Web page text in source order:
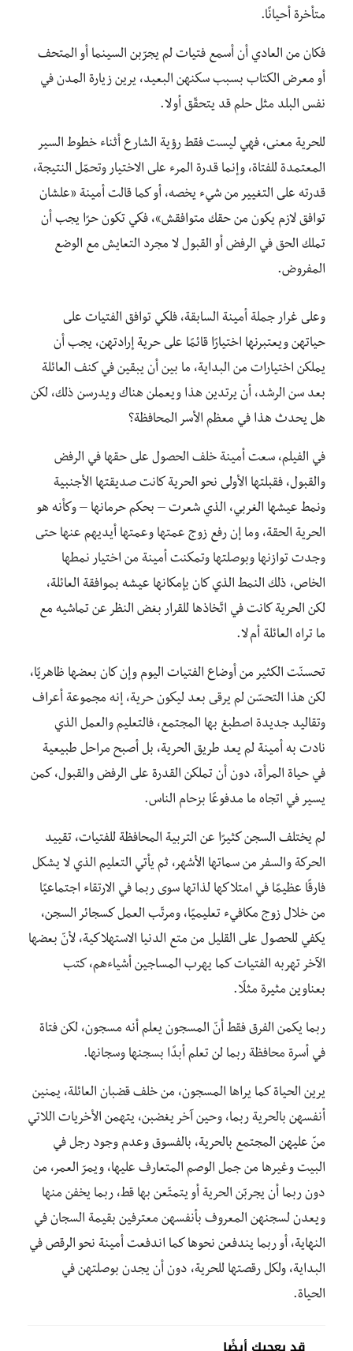
متأخرة أحيانًا.
فكان من العادي أن أسمع فتيات لم يجرّبن السينما أو المتحف
أو معرض الكتاب بسبب سكنهن البعيد، يرين زيارة المدن في
نفس البلد مثل حلم قد يتحقّق أو لا.
للحرية معنى، فهي ليست فقط رؤية الشارع أثناء خطوط السير
المعتمدة للفتاة، وإنما قدرة المرء على الاختيار وتحمّل النتيجة،
قدرته على التغيير من شيء يخصه، أو كما قالت أمينة «علشان
توافق لازم يكون من حقك متوافقش»، فكي تكون حرًا يجب أن
تملك الحق في الرفض أو القبول لا مجرد التعايش مع الوضع
المفروض.
وعلى غرار جملة أمينة السابقة، فلكي توافق الفتيات على
حياتهن ويعتبرنها اختيارًا قائمًا على حرية إرادتهن، يجب أن
يملكن اختيارات من البداية، ما بين أن يبقين في كنف العائلة
بعد سن الرشد، أن يرتدين هذا ويعملن هناك ويدرسن ذلك، لكن
هل يحدث هذا في معظم الأسر المحافظة؟
في الفيلم، سعت أمينة خلف الحصول على حقها في الرفض
والقبول، فقبلتها الأولى نحو الحرية كانت صديقتها الأجنبية
ونمط عيشها الغربي، الذي شعرت – بحكم حرمانها – وكأنه هو
الحرية الحقة، وما إن رفع زوج عمتها وعمتها أيديهم عنها حتى
وجدت توازنها وبوصلتها وتمكنت أمينة من اختيار نمطها
الخاص، ذلك النمط الذي كان بإمكانها عيشه بموافقة العائلة،
لكن الحرية كانت في اتّخاذها للقرار بغض النظر عن تماشيه مع
ما تراه العائلة أم لا.
تحسنّت الكثير من أوضاع الفتيات اليوم وإن كان بعضها ظاهريًا،
لكن هذا التحسّن لم يرقى بعد ليكون حرية، إنه مجموعة أعراف
وتقاليد جديدة اصطبغ بها المجتمع، فالتعليم والعمل الذي
نادت به أمينة لم يعد طريق الحرية، بل أصبح مراحل طبيعية
في حياة المرأة، دون أن تملكن القدرة على الرفض والقبول، كمن
يسير في اتجاه ما مدفوعًا بزحام الناس.
لم يختلف السجن كثيرًا عن التربية المحافظة للفتيات، تقييد
الحركة والسفر من سماتها الأشهر، ثم يأتي التعليم الذي لا يشكل
فارقًا عظيمًا في امتلاكها لذاتها سوى ربما في الارتقاء اجتماعيًا
من خلال زوج مكافيء تعليميًا، ومرتّب العمل كسجائر السجن،
يكفي للحصول على القليل من متع الدنيا الاستهلاكية، لأنّ بعضها
الآخر تهربه الفتيات كما يهرب المساجين أشياءهم، كتب
بعناوين مثيرة مثلًا.
ربما يكمن الفرق فقط أنّ المسجون يعلم أنه مسجون، لكن فتاة
في أسرة محافظة ربما لن تعلم أبدًا بسجنها وسجانها.
يرين الحياة كما يراها المسجون، من خلف قضبان العائلة، يمنين
أنفسهن بالحرية ربما، وحين آخر يغضبن، يتهمن الأخريات اللاتي
منّ عليهن المجتمع بالحرية، بالفسوق وعدم وجود رجل في
البيت وغيرها من جمل الوصم المتعارف عليها، ويمرّ العمر، من
دون ربما أن يجربّن الحرية أو يتمتّعن بها قط، ربما يخفن منها
ويعدن لسجنهن المعروف بأنفسهن معترفين بقيمة السجان في
النهاية، أو ربما يندفعن نحوها كما اندفعت أمينة نحو الرقص في
البداية، ولكل رقصتها للحرية، دون أن يجدن بوصلتهن في
الحياة.